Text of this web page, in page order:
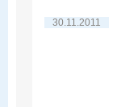
30.11.2011